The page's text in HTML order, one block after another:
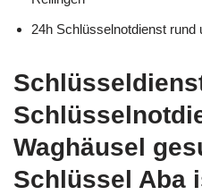
24h Schlüsselnotdienst rund
Waghäusel
Schlüssel Aba